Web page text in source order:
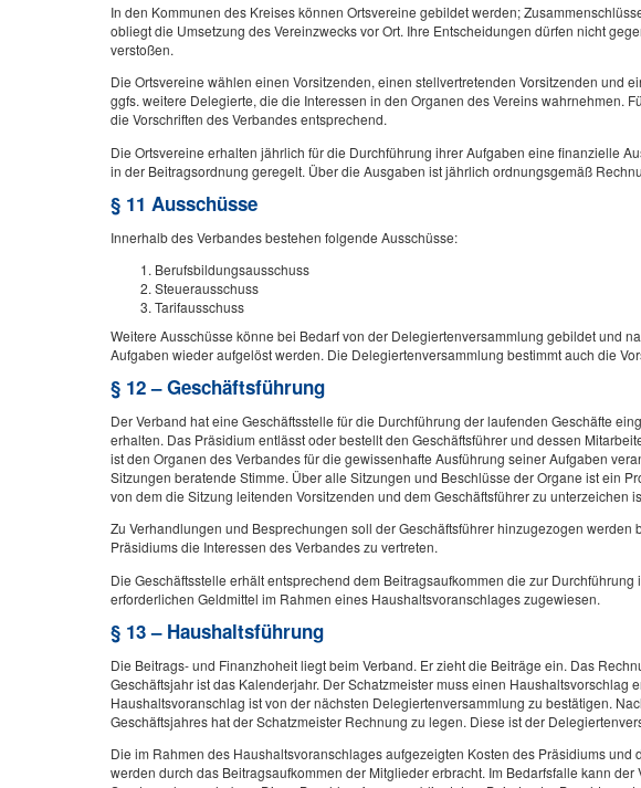
In den Kommunen des Kreises können Ortsvereine gebildet werden;
obliegt die Umsetzung des Vereinzwecks vor Ort. Ihre Entscheidungen dürfen nicht
verstoßen.
Die Ortsvereine wählen einen Vorsitzenden, einen stellvertretenden Vorsitzenden und
ggfs. weitere Delegierte, die die Interessen in den Organen des Vereins wahrnehmen.
die Vorschriften des Verbandes entsprechend.
Die Ortsvereine erhalten jährlich für die Durchführung ihrer Aufgaben eine finanzielle
in der Beitragsordnung geregelt. Über die Ausgaben ist jährlich ordnungsgemäß
§ 11 Ausschüsse
Innerhalb des Verbandes bestehen folgende Ausschüsse:
Berufsbildungsausschuss
Steuerausschuss
Tarifausschuss
Weitere Ausschüsse könne bei Bedarf von der Delegiertenversammlung gebildet und
Aufgaben wieder aufgelöst werden. Die Delegiertenversammlung bestimmt auch die
§ 12 – Geschäftsführung
Der Verband hat eine Geschäftsstelle für die Durchführung der laufenden Geschäfte
erhalten. Das Präsidium entlässt oder bestellt den Geschäftsführer und dessen
ist den Organen des Verbandes für die gewissenhafte Ausführung seiner Aufgaben
Sitzungen beratende Stimme. Über alle Sitzungen und Beschlüsse der Organe ist ein
von dem die Sitzung leitenden Vorsitzenden und dem Geschäftsführer zu unterzeichen
Zu Verhandlungen und Besprechungen soll der Geschäftsführer hinzugezogen werden
Präsidiums die Interessen des Verbandes zu vertreten.
Die Geschäftsstelle erhält entsprechend dem Beitragsaufkommen die zur Durchführung
erforderlichen Geldmittel im Rahmen eines Haushaltsvoranschlages zugewiesen.
§ 13 – Haushaltsführung
Die Beitrags- und Finanzhoheit liegt beim Verband. Er zieht die Beiträge ein. Das
Geschäftsjahr ist das Kalenderjahr. Der Schatzmeister muss einen Haushaltsvorschlag
Haushaltsvoranschlag ist von der nächsten Delegiertenversammlung zu bestätigen.
Geschäftsjahres hat der Schatzmeister Rechnung zu legen. Diese ist der
Die im Rahmen des Haushaltsvoranschlages aufgezeigten Kosten des Präsidiums und
werden durch das Beitragsaufkommen der Mitglieder erbracht. Im Bedarfsfalle kann der